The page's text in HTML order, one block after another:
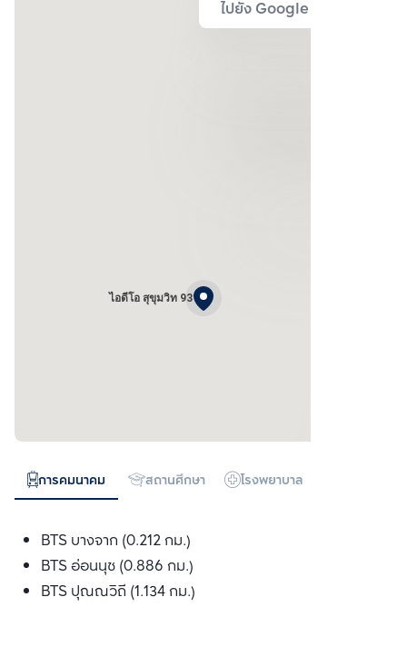
ไปยัง Google Map
ไอดีโอ สุขุมวิท 93
การคมนาคม สถานศึกษา โรงพยาบาล
BTS บางจาก (0.212 กม.)
BTS อ่อนนุช (0.886 กม.)
BTS ปุณณวิถี (1.134 กม.)